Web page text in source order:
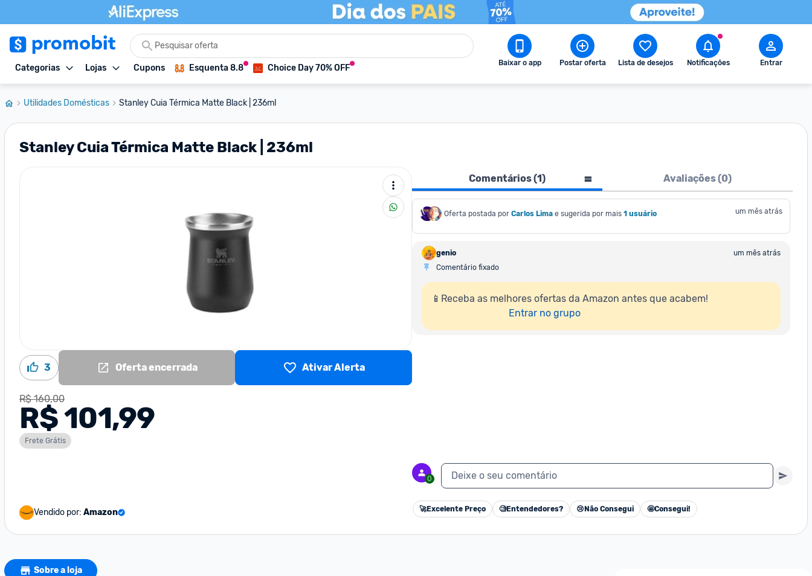
Categorias Lojas Cupons Esquenta 8.8 Choice Day 70% OFF Baixar o app Postar oferta Lista de desejos Notificações Entrar
Utilidades Domésticas Stanley Cuia Térmica Matte Black | 236ml
Stanley Cuia Térmica Matte Black | 236ml
3 Oferta encerrada Ativar Alerta
R$ 160,00
R$ 101,99
Frete Grátis
Vendido por: Amazon
Comentários (1) Avaliações (0)
Oferta postada por Carlos Lima e sugerida por mais 1 usuário um mês atrás
genio
um mês atrás
Comentário fixado
📱Receba as melhores ofertas da Amazon antes que acabem!
Entrar no grupo
0 Deixe o seu comentário
🚀Excelente Preço 🧐Entendedores? 😢 Não Consegui 🤩Consegui!
Sobre a loja